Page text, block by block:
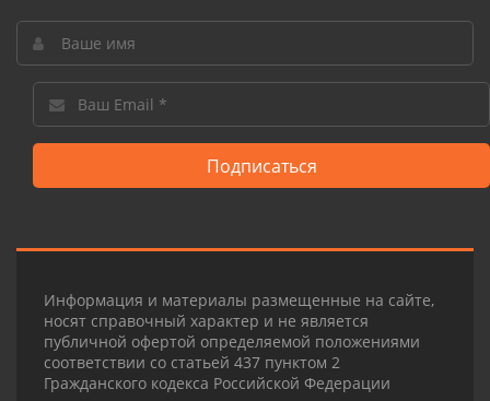
Подписаться
Информация и материалы размещенные на сайте,
носят справочный характер и не является
публичной офертой определяемой положениями
соответствии со статьей 437 пунктом 2
Гражданского кодекса Российской Федерации